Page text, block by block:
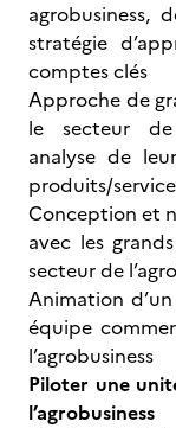
agrobusiness,
stratégie
comptes clés
Approche de
le secteur de
analyse de
produits/
Conception et
avec les
secteur de
Animation
équipe
l’agrobusiness
Piloter une
l’agrobusiness